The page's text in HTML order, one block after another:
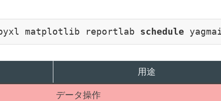
matplotlib reportlab schedule
用途
データ操作